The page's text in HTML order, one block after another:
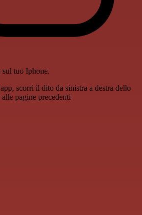
tuo Iphone.
scorri il dito da sinistra a destra dello
pagine precedenti